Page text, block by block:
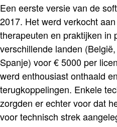
Een eerste versie van de
2017. Het werd verkocht
therapeuten en praktijken in
verschillende landen
Spanje) voor € 5000 per
werd enthousiast onthaald
terugkoppelingen. Enkele
zorgden er echter voor dat
voor technisch strek